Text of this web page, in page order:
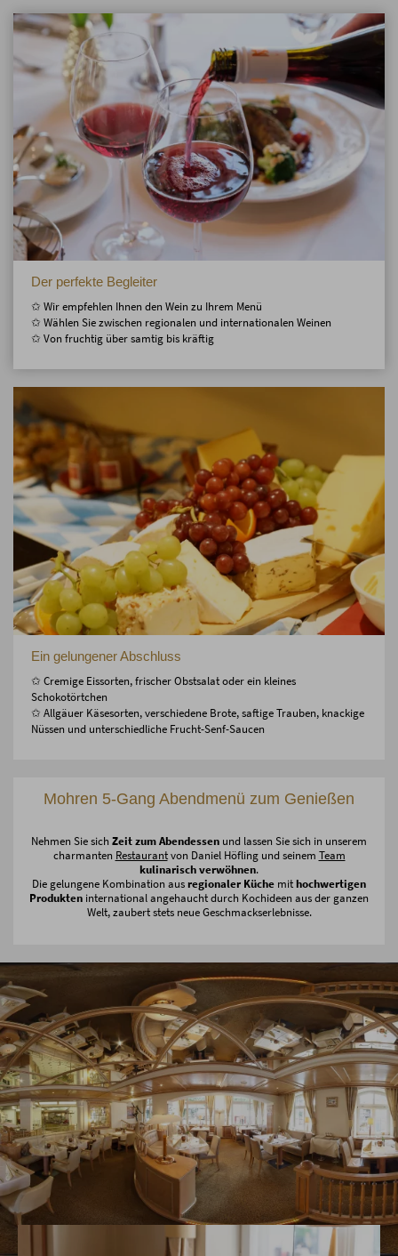
Der perfekte Begleiter
✩ Wir empfehlen Ihnen den Wein zu Ihrem Menü
✩ Wählen Sie zwischen regionalen und internationalen Weinen
✩ Von fruchtig über samtig bis kräftig
Ein gelungener Abschluss
✩ Cremige Eissorten, frischer Obstsalat oder ein kleines
Schokotörtchen
✩ Allgäuer Käsesorten, verschiedene Brote, saftige Trauben, knackige
Nüssen und unterschiedliche Frucht-Senf-Saucen
Mohren 5-Gang Abendmenü zum Genießen
Nehmen Sie sich Zeit zum Abendessen und lassen Sie sich in unserem
charmanten Restaurantvon Daniel Höfling und seinem Team
kulinarisch verwöhnen.
Die gelungene Kombination ausregionaler Küche mithochwertigen
Produkten international angehaucht durch Kochideen aus der ganzen
Welt, zaubert stets neue Geschmackserlebnisse.